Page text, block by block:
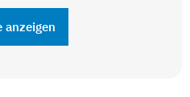
anzeigen